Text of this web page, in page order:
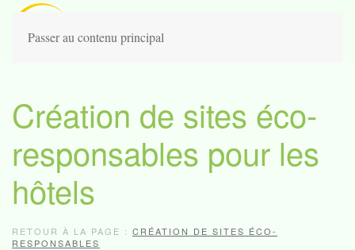
Passer au contenu principal
Création de sites éco-
responsables pour les
hôtels
RETOUR À LA PAGE : CRÉATION DE SITES ÉCO-
RESPONSABLES